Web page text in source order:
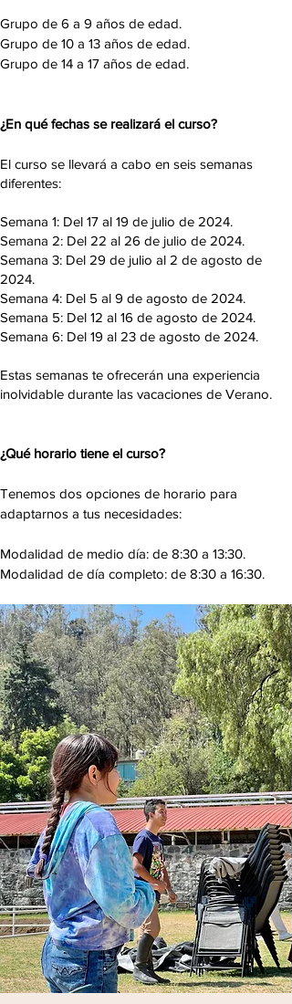
Grupo de 6 a 9 años de edad.
Grupo de 10 a 13 años de edad.
Grupo de 14 a 17 años de edad.
¿En qué fechas se realizará el curso?
El curso se llevará a cabo en seis semanas
diferentes:
Semana 1: Del 17 al 19 de julio de 2024.
Semana 2: Del 22 al 26 de julio de 2024.
Semana 3: Del 29 de julio al 2 de agosto de
2024.
Semana 4: Del 5 al 9 de agosto de 2024.
Semana 5: Del 12 al 16 de agosto de 2024.
Semana 6: Del 19 al 23 de agosto de 2024.
Estas semanas te ofrecerán una experiencia
inolvidable durante las vacaciones de Verano.
¿Qué horario tiene el curso?
Tenemos dos opciones de horario para
adaptarnos a tus necesidades:
Modalidad de medio día: de 8:30 a 13:30.
Modalidad de día completo: de 8:30 a 16:30.